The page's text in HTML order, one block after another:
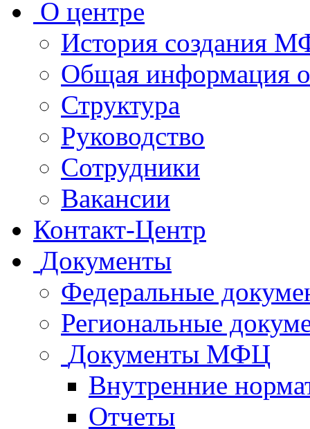
О центре
История создания
Общая
Структура
Руководство
Сотрудники
Вакансии
Контакт-Центр
Документы
Федеральные
Региональные
Документы МФЦ
Внутренние
Отчеты